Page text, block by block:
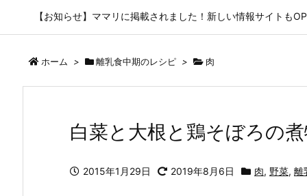
【お知らせ】ママリに掲載されました！新しい情報サイトも
ホーム > 離乳食中期のレシピ > 肉
白菜と大根と鶏そぼろの
2015年1月29日 2019年8月6日 肉, 野菜, 離